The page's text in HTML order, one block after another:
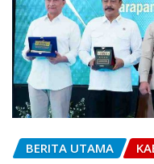
BERITA UTAMA